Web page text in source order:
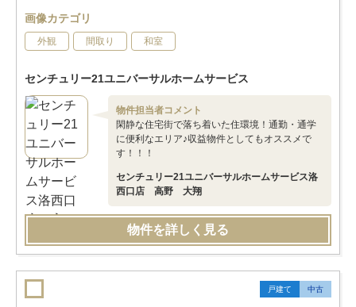
画像カテゴリ
外観 間取り 和室
センチュリー21ユニバーサルホームサービス
物件担当者コメント
閑静な住宅街で落ち着いた住環境！通勤・通学
に便利なエリア♪収益物件としてもオススメで
す！！！
センチュリー21ユニバーサルホームサービス洛
西口店 高野 大翔
物件を詳しく見る
戸建て 中古